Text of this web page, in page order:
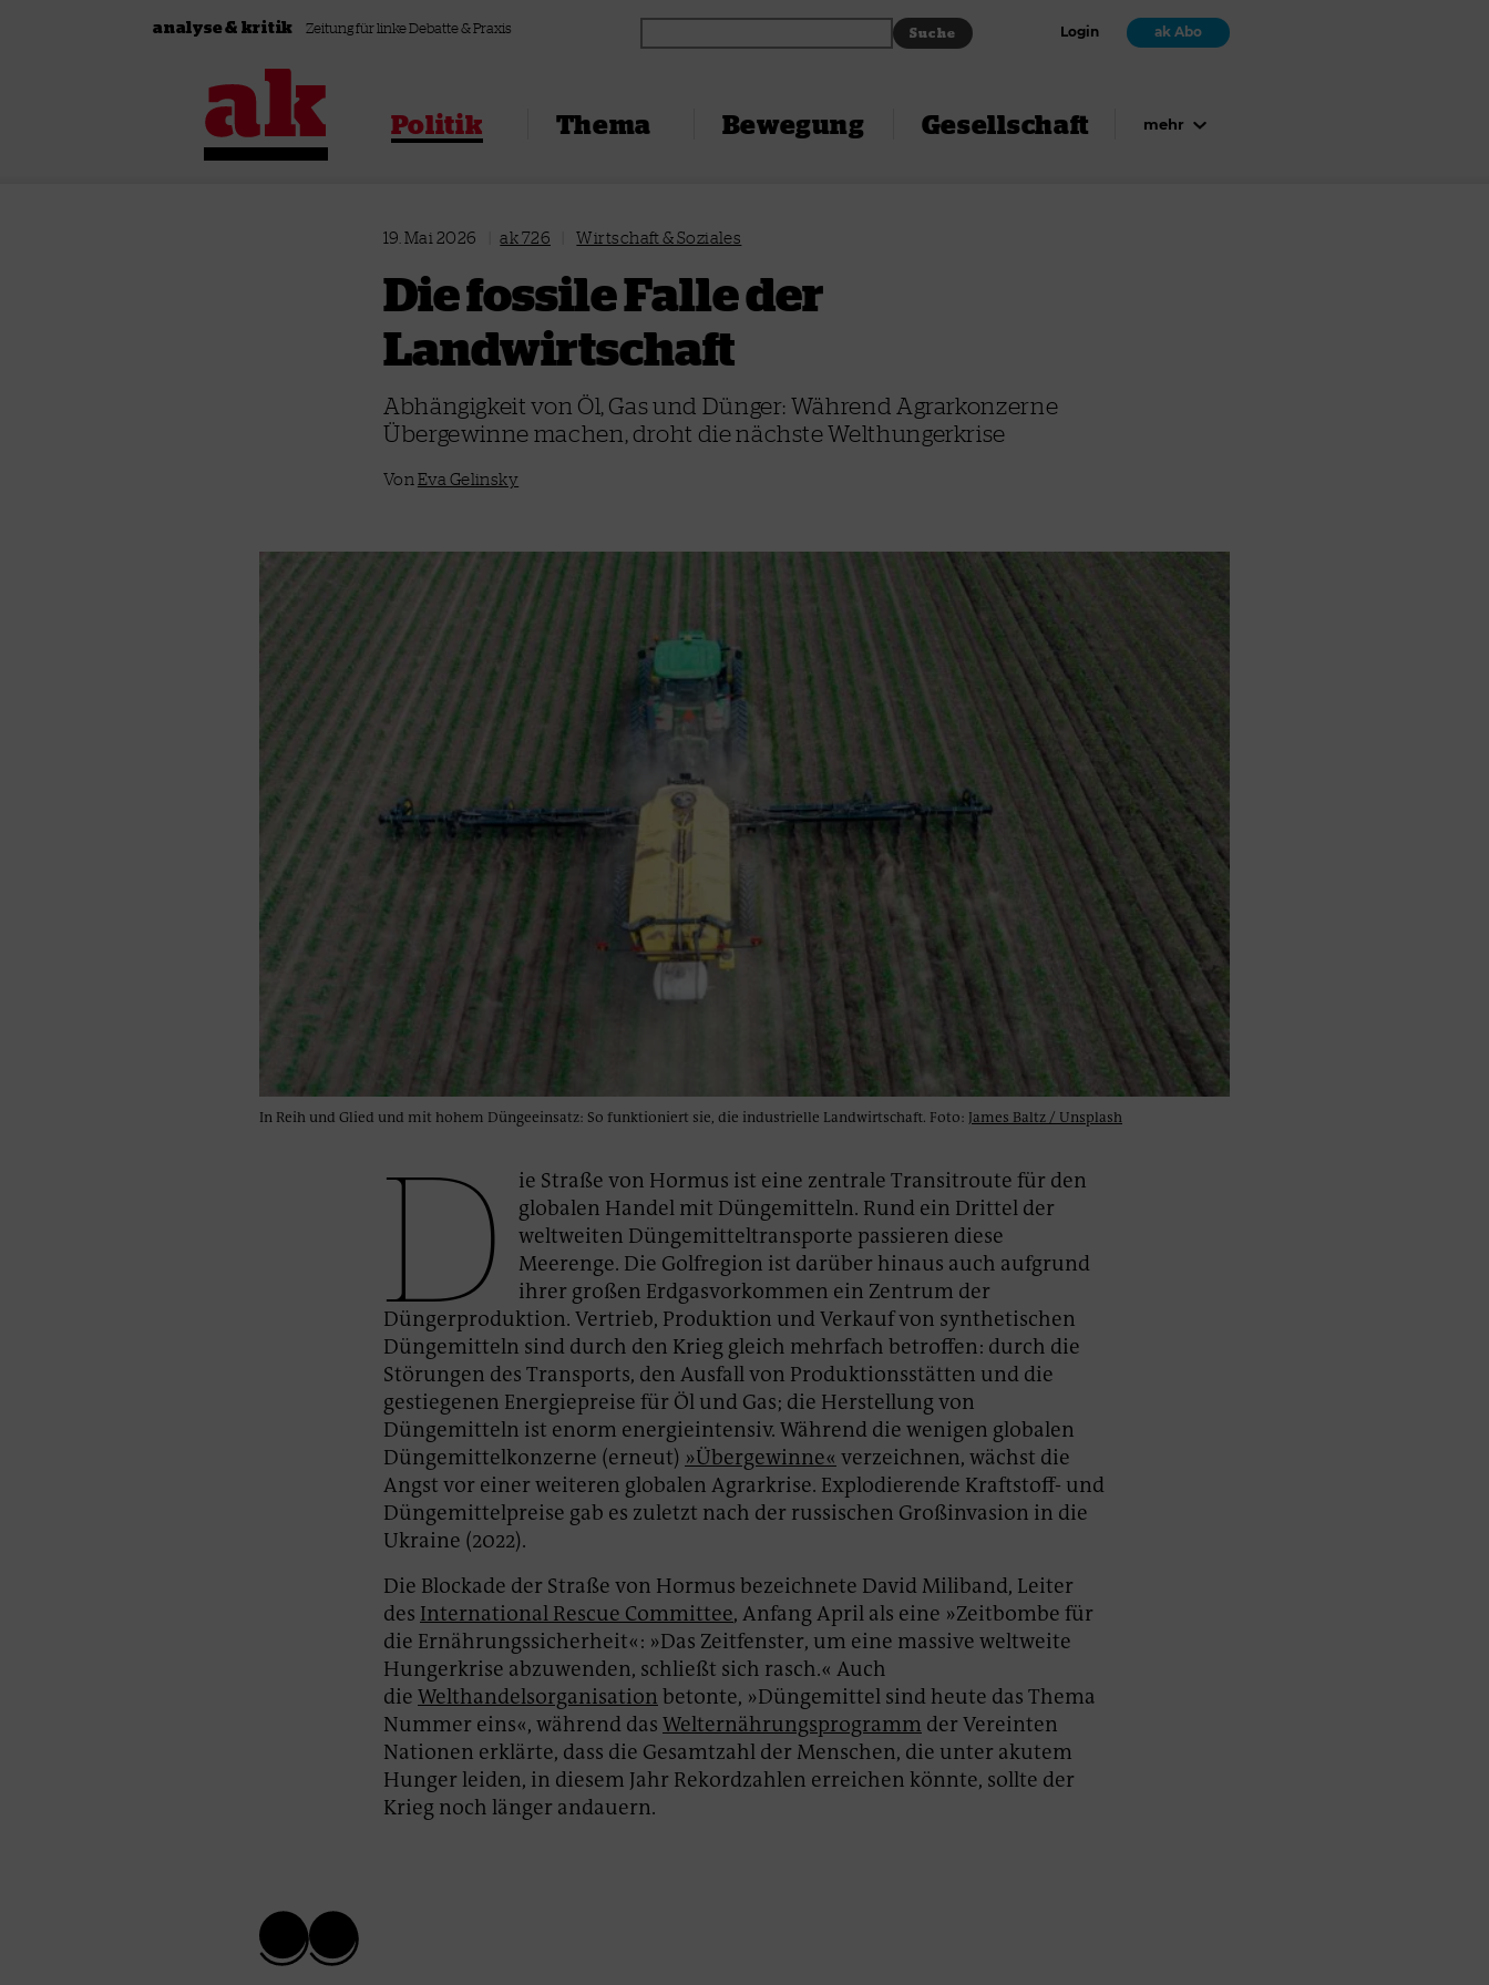
Zum Inhalt springen
analyse & kritik Zeitung für linke Debatte & Praxis Login ak Abo
Politik Thema Bewegung Gesellschaft mehr
19. Mai 2026 ak 726 Wirtschaft & Soziales
Die fossile Falle der
Landwirtschaft
Abhängigkeit von Öl, Gas und Dünger: Während Agrarkonzerne
Übergewinne machen, droht die nächste Welthungerkrise
VonEva Gelinsky
In Reih und Glied und mit hohem Düngeeinsatz: So funktioniert sie, die industrielle Landwirtschaft. Foto: James Baltz / Unsplash
D
ie Straße von Hormus ist eine zentrale Transitroute für den
globalen Handel mit Düngemitteln. Rund ein Drittel der
weltweiten Düngemitteltransporte passieren diese
Meerenge. Die Golfregion ist darüber hinaus auch aufgrund
ihrer großen Erdgasvorkommen ein Zentrum der
Düngerproduktion. Vertrieb, Produktion und Verkauf von synthetischen
Düngemitteln sind durch den Krieg gleich mehrfach betroffen: durch die
Störungen des Transports, den Ausfall von Produktionsstätten und die
gestiegenen Energiepreise für Öl und Gas; die Herstellung von
Düngemitteln ist enorm energieintensiv. Während die wenigen globalen
Düngemittelkonzerne (erneut) »Übergewinne« verzeichnen, wächst die
Angst vor einer weiteren globalen Agrarkrise. Explodierende Kraftstoff- und
Düngemittelpreise gab es zuletzt nach der russischen Großinvasion in die
Ukraine (2022).
Die Blockade der Straße von Hormus bezeichnete David Miliband, Leiter
des International Rescue Committee, Anfang April als eine »Zeitbombe für
die Ernährungssicherheit«: »Das Zeitfenster, um eine massive weltweite
Hungerkrise abzuwenden, schließt sich rasch.« Auch
die Welthandelsorganisation betonte, »Düngemittel sind heute das Thema
Nummer eins«, während das Welternährungsprogramm der Vereinten
Nationen erklärte, dass die Gesamtzahl der Menschen, die unter akutem
Hunger leiden, in diesem Jahr Rekordzahlen erreichen könnte, sollte der
Krieg noch länger andauern.